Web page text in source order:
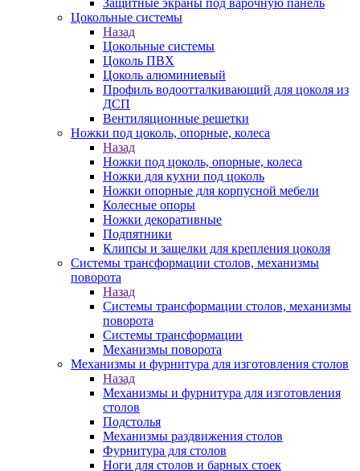
Защитные экраны под варочную панель
Цокольные системы
Назад
Цокольные системы
Цоколь ПВХ
Цоколь алюминиевый
Профиль водоотталкивающий для цоколя из
ДСП
Вентиляционные решетки
Ножки под цоколь, опорные, колеса
Назад
Ножки под цоколь, опорные, колеса
Ножки для кухни под цоколь
Ножки опорные для корпусной мебели
Колесные опоры
Ножки декоративные
Подпятники
Клипсы и защелки для крепления цоколя
Системы трансформации столов, механизмы
поворота
Назад
Системы трансформации столов, механизмы
поворота
Системы трансформации
Механизмы поворота
Механизмы и фурнитура для изготовления столов
Назад
Механизмы и фурнитура для изготовления
столов
Подстолья
Механизмы раздвижения столов
Фурнитура для столов
Ноги для столов и барных стоек